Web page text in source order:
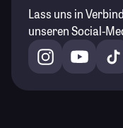
Lass uns in
unseren Social-